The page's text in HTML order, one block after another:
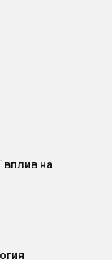
вплив на